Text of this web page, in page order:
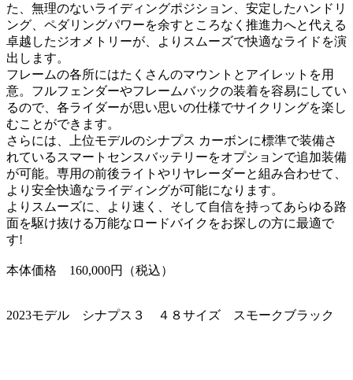
た、無理のないライディングポジション、安定したハンドリ
ング、ペダリングパワーを余すところなく推進力へと代える
卓越したジオメトリーが、よりスムーズで快適なライドを演
出します。
フレームの各所にはたくさんのマウントとアイレットを用
意。フルフェンダーやフレームバックの装着を容易にしてい
るので、各ライダーが思い思いの仕様でサイクリングを楽し
むことができます。
さらには、上位モデルのシナプス カーボンに標準で装備さ
れているスマートセンスバッテリーをオプションで追加装備
が可能。専用の前後ライトやリヤレーダーと組み合わせて、
より安全快適なライディングが可能になります。
よりスムーズに、より速く、そして自信を持ってあらゆる路
面を駆け抜ける万能なロードバイクをお探しの方に最適で
す!
本体価格 160,000円（税込）
2023モデル シナプス３ ４８サイズ スモークブラック